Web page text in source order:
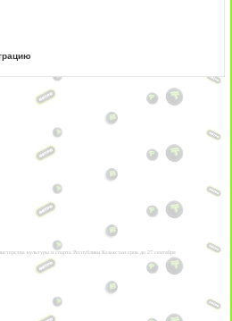
культуры и спорта Республики Казахстан срок до 27 сентября